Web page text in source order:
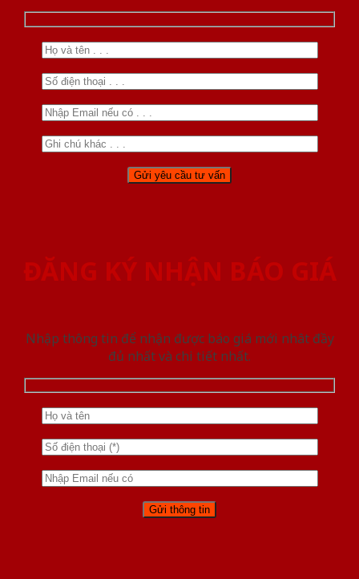
ĐĂNG KÝ NHẬN BÁO GIÁ
Nhập thông tin để nhận được báo giá mới nhât đầy
đủ nhất và chi tiết nhất.